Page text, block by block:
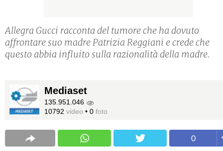
Allegra Gucci racconta del tumore che ha dovuto
affrontare suo madre Patrizia Reggiani e crede che
questo abbia influito sulla razionalità della madre.
Mediaset
135.951.046
10792 video • 0 foto
0